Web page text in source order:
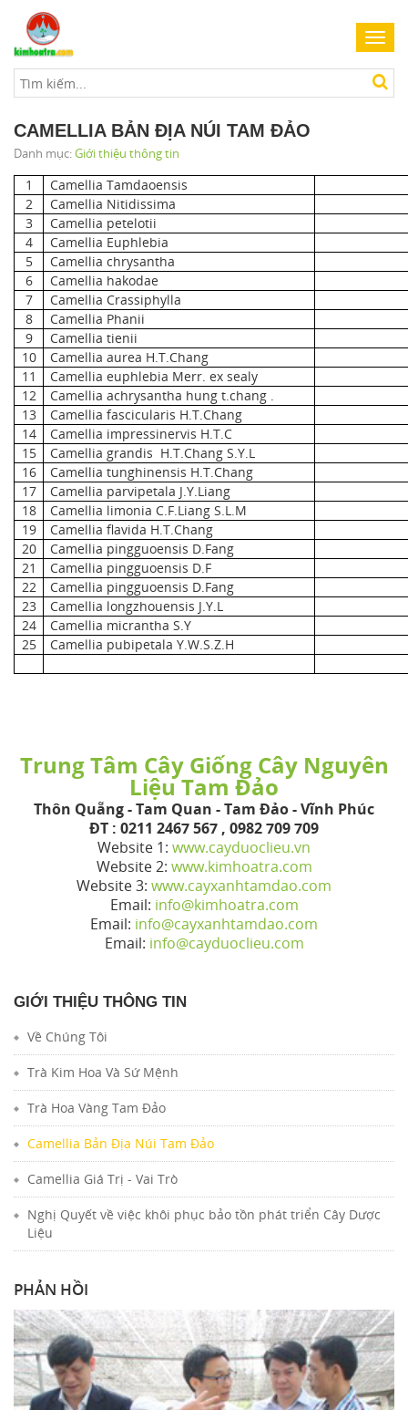
CAMELLIA BẢN ĐỊA NÚI TAM ĐẢO
Danh mục:Giới thiệu thông tin
1
Camellia Tamdaoensis
2
Camellia Nitidissima
3
Camellia petelotii
4
Camellia Euphlebia
5
Camellia chrysantha
6
Camellia hakodae
7
Camellia Crassiphylla
8
Camellia Phanii
9
Camellia tienii
10
Camellia aurea H.T.Chang
11
Camellia euphlebia Merr. ex sealy
12
Camellia achrysantha hung t.chang .
13
Camellia fascicularis H.T.Chang
14
Camellia impressinervis H.T.C
15
Camellia grandis H.T.Chang S.Y.L
16
Camellia tunghinensis H.T.Chang
17
Camellia parvipetala J.Y.Liang
18
Camellia limonia C.F.Liang S.L.M
19
Camellia flavida H.T.Chang
20
Camellia pingguoensis D.Fang
21
Camellia pingguoensis D.F
22
Camellia pingguoensis D.Fang
23
Camellia longzhouensis J.Y.L
24
Camellia micrantha S.Y
25
Camellia pubipetala Y.W.S.Z.H
Trung Tâm Cây Giống Cây Nguyên
Liệu Tam Đảo
Thôn Quẵng - Tam Quan - Tam Đảo - Vĩnh Phúc
ĐT : 0211 2467 567 , 0982 709 709
Website 1: www.cayduoclieu.vn
Website 2: www.kimhoatra.com
Website 3: www.cayxanhtamdao.com
Email: info@kimhoatra.com
Email: info@cayxanhtamdao.com
Email: info@cayduoclieu.com
GIỚI THIỆU THÔNG TIN
Về Chúng Tôi
Trà Kim Hoa Và Sứ Mệnh
Trà Hoa Vàng Tam Đảo
Camellia Bản Địa Núi Tam Đảo
Camellia Giá Trị - Vai Trò
Nghị Quyết về việc khôi phục bảo tồn phát triển Cây Dược
Liệu
PHẢN HỒI